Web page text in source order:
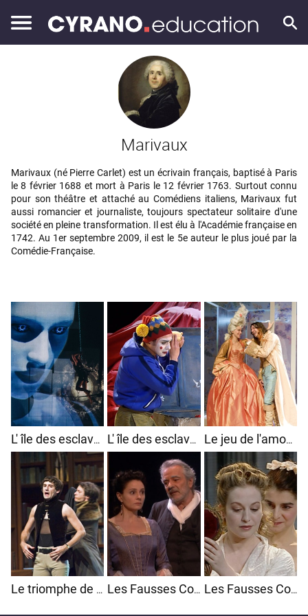
Marivaux
Marivaux (né Pierre Carlet) est un écrivain français, baptisé à Paris
le 8 février 1688 et mort à Paris le 12 février 1763. Surtout connu
pour son théâtre et attaché au Comédiens italiens, Marivaux fut
aussi romancier et journaliste, toujours spectateur solitaire d'une
société en pleine transformation. Il est élu à l'Académie française en
1742. Au 1er septembre 2009, il est le 5e auteur le plus joué par la
Comédie-Française.
L' île des esclaves L' île des esclaves Le jeu de l'amour et du hasard
Le triomphe de l'amour Les Fausses Confidences Les Fausses Confidences